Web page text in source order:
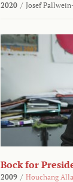
2020 / Josef
Bock for
2009 / Houchang